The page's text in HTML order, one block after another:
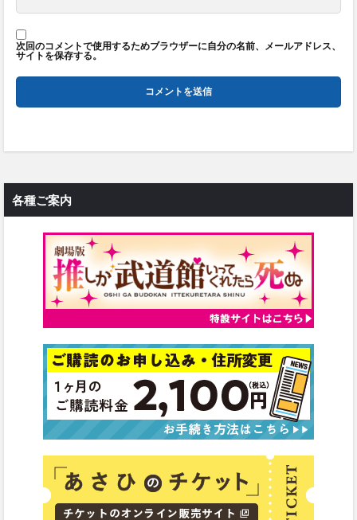
次回のコメントで使用するためブラウザーに自分の名前、メールアドレス、
サイトを保存する。
各種ご案内